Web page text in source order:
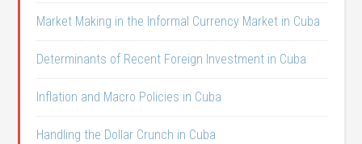
Market Making in the Informal Currency Market in Cuba
Determinants of Recent Foreign Investment in Cuba
Inflation and Macro Policies in Cuba
Handling the Dollar Crunch in Cuba